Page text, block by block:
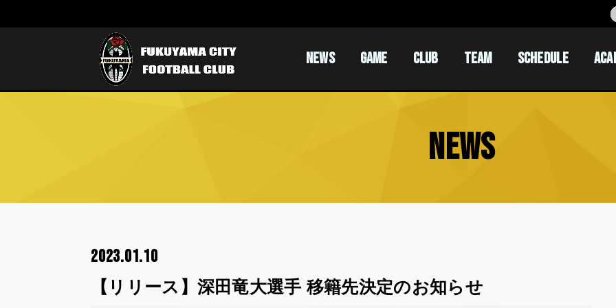
NEWS GAME CLUB TEAM SCHEDULE
NEWS
2023.01.10
【リリース】深田竜大選手 移籍先決定のお知らせ